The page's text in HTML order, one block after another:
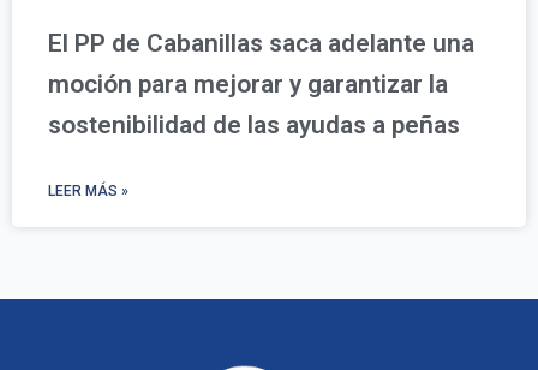
El PP de Cabanillas saca adelante una
moción para mejorar y garantizar la
sostenibilidad de las ayudas a peñas
LEER MÁS »